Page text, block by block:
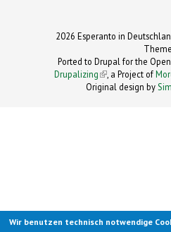
2026 Esperanto in
Theme
Ported to Drupal for the
Drupalizing(link is external)
, a Project of
Original design by
Wir benutzen technisch notwendige